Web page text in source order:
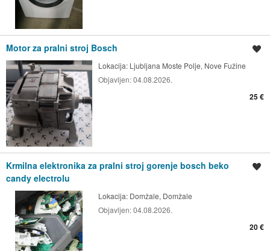
Motor za pralni stroj Bosch
Lokacija: Ljubljana Moste Polje, Nove Fužine
Objavljen:04.08.2026.
25 €
Krmilna elektronika za pralni stroj gorenje bosch beko
candy electrolu
Lokacija: Domžale, Domžale
Objavljen:04.08.2026.
20 €